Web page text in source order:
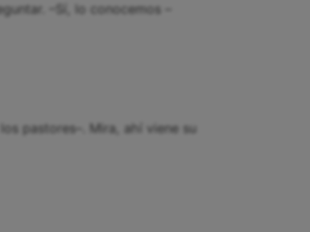
–Sí, lo conocemos –
pastores–. Mira, ahí viene su